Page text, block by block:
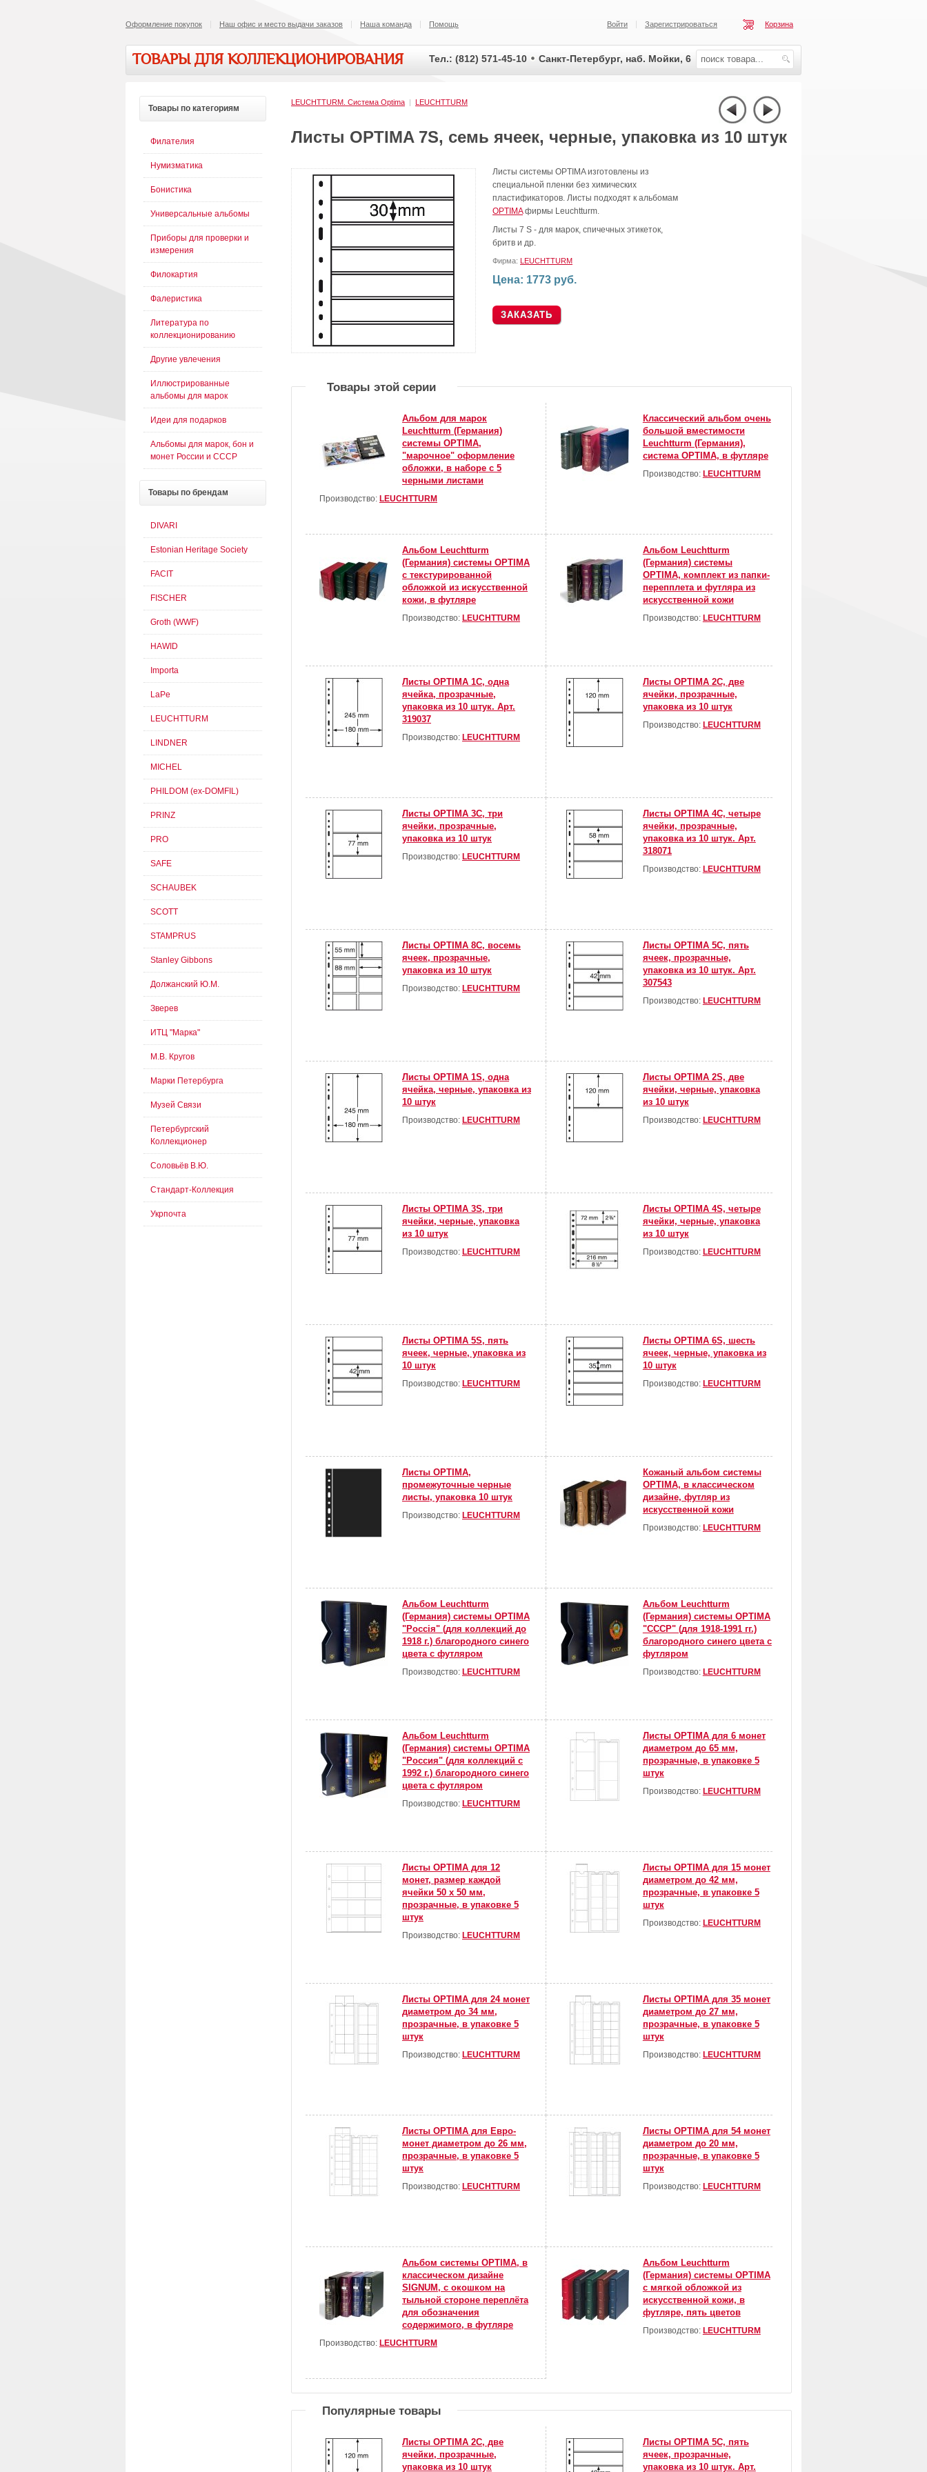
Оформление покупок Наш офис и место выдачи заказов Наша команда Помощь Корзина
Зарегистрироваться
Войти
ТОВАРЫ ДЛЯ КОЛЛЕКЦИОНИРОВАНИЯ Тел.: (812) 571-45-10 Санкт-Петербург, наб. Мойки, 6
LEUCHTTURM. Система Optima | LEUCHTTURM
Листы OPTIMA 7S, семь ячеек, черные, упаковка из 10 штук
Листы системы OPTIMA изготовлены из
специальной пленки без химических
пластификаторов. Листы подходят к альбомам
OPTIMAфирмы Leuchtturm.
Листы 7 S - для марок, спичечных этикеток,
бритв и др.
Фирма: LEUCHTTURM
Цена: 1773 руб.
Товары этой серии
Альбом для марок
Leuchtturm (Германия)
системы OPTIMA,
"марочное" оформление
обложки, в наборе с 5
черными листами
Производство: LEUCHTTURM
Классический альбом очень
большой вместимости
Leuchtturm (Германия),
система OPTIMA, в футляре
Производство: LEUCHTTURM
Альбом Leuchtturm
(Германия) системы OPTIMA
с текстурированной
обложкой из искусственной
кожи, в футляре
Производство: LEUCHTTURM
Альбом Leuchtturm
(Германия) системы
OPTIMA, комплект из папки-
перепплета и футляра из
искусственной кожи
Производство: LEUCHTTURM
Листы OPTIMA 1C, одна
ячейка, прозрачные,
упаковка из 10 штук. Арт.
319037
Производство: LEUCHTTURM
Листы OPTIMA 2С, две
ячейки, прозрачные,
упаковка из 10 штук
Производство: LEUCHTTURM
Листы OPTIMA 3С, три
ячейки, прозрачные,
упаковка из 10 штук
Производство: LEUCHTTURM
Листы OPTIMA 4С, четыре
ячейки, прозрачные,
упаковка из 10 штук. Арт.
318071
Производство: LEUCHTTURM
Листы OPTIMA 8С, восемь
ячеек, прозрачные,
упаковка из 10 штук
Производство: LEUCHTTURM
Листы OPTIMA 5С, пять
ячеек, прозрачные,
упаковка из 10 штук. Арт.
307543
Производство: LEUCHTTURM
Листы OPTIMA 1S, одна
ячейка, черные, упаковка из
10 штук
Производство: LEUCHTTURM
Листы OPTIMA 2S, две
ячейки, черные, упаковка
из 10 штук
Производство: LEUCHTTURM
Листы OPTIMA 3S, три
ячейки, черные, упаковка
из 10 штук
Производство: LEUCHTTURM
Листы OPTIMA 4S, четыре
ячейки, черные, упаковка
из 10 штук
Производство: LEUCHTTURM
Листы OPTIMA 5S, пять
ячеек, черные, упаковка из
10 штук
Производство: LEUCHTTURM
Листы OPTIMA 6S, шесть
ячеек, черные, упаковка из
10 штук
Производство: LEUCHTTURM
Листы OPTIMA,
промежуточные черные
листы, упаковка 10 штук
Производство: LEUCHTTURM
Кожаный альбом системы
OPTIMA, в классическом
дизайне, футляр из
искусственной кожи
Производство: LEUCHTTURM
Альбом Leuchtturm
(Германия) системы OPTIMA
"Россiя" (для коллекций до
1918 г.) благородного синего
цвета с футляром
Производство: LEUCHTTURM
Альбом Leuchtturm
(Германия) системы OPTIMA
"СССР" (для 1918-1991 гг.)
благородного синего цвета с
футляром
Производство: LEUCHTTURM
Альбом Leuchtturm
(Германия) системы OPTIMA
"Россия" (для коллекций с
1992 г.) благородного синего
цвета с футляром
Производство: LEUCHTTURM
Листы OPTIMA для 6 монет
диаметром до 65 мм,
прозрачные, в упаковке 5
штук
Производство: LEUCHTTURM
Листы OPTIMA для 12
монет, размер каждой
ячейки 50 х 50 мм,
прозрачные, в упаковке 5
штук
Производство: LEUCHTTURM
Листы OPTIMA для 15 монет
диаметром до 42 мм,
прозрачные, в упаковке 5
штук
Производство: LEUCHTTURM
Листы OPTIMA для 24 монет
диаметром до 34 мм,
прозрачные, в упаковке 5
штук
Производство: LEUCHTTURM
Листы OPTIMA для 35 монет
диаметром до 27 мм,
прозрачные, в упаковке 5
штук
Производство: LEUCHTTURM
Листы OPTIMA для Евро-
монет диаметром до 26 мм,
прозрачные, в упаковке 5
штук
Производство: LEUCHTTURM
Листы OPTIMA для 54 монет
диаметром до 20 мм,
прозрачные, в упаковке 5
штук
Производство: LEUCHTTURM
Альбом системы OPTIMA, в
классическом дизайне
SIGNUM, с окошком на
тыльной стороне переплёта
для обозначения
содержимого, в футляре
Производство: LEUCHTTURM
Альбом Leuchtturm
(Германия) системы OPTIMA
с мягкой обложкой из
искусственной кожи, в
футляре, пять цветов
Производство: LEUCHTTURM
Популярные товары
Листы OPTIMA 2С, две
ячейки, прозрачные,
упаковка из 10 штук
Листы OPTIMA 5С, пять
ячеек, прозрачные,
упаковка из 10 штук. Арт.
Товары по категориям
Филателия
Нумизматика
Бонистика
Универсальные альбомы
Приборы для проверки и
измерения
Филокартия
Фалеристика
Литература по
коллекционированию
Другие увлечения
Иллюстрированные
альбомы для марок
Идеи для подарков
Альбомы для марок, бон и
монет России и СССР
Товары по брендам
DIVARI
Estonian Heritage Society
FACIT
FISCHER
Groth (WWF)
HAWID
Importa
LaPe
LEUCHTTURM
LINDNER
MICHEL
PHILDOM (ex-DOMFIL)
PRINZ
PRO
SAFE
SCHAUBEK
SCOTT
STAMPRUS
Stanley Gibbons
Должанский Ю.М.
Зверев
ИТЦ "Марка"
М.В. Кругов
Марки Петербурга
Музей Связи
Петербургский
Коллекционер
Соловьёв В.Ю.
Стандарт-Коллекция
Укрпочта